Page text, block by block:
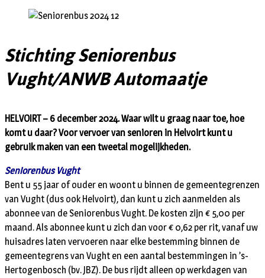
Stichting Seniorenbus
Vught/ANWB Automaatje
HELVOIRT – 6 december 2024. Waar wilt u graag naar toe, hoe
komt u daar? Voor vervoer van senioren in Helvoirt kunt u
gebruik maken van een tweetal mogelijkheden.
Seniorenbus Vught
Bent u 55 jaar of ouder en woont u binnen de gemeentegrenzen
van Vught (dus ook Helvoirt), dan kunt u zich aanmelden als
abonnee van de Seniorenbus Vught. De kosten zijn € 5,00 per
maand. Als abonnee kunt u zich dan voor € 0,62 per rit, vanaf uw
huisadres laten vervoeren naar elke bestemming binnen de
gemeentegrens van Vught en een aantal bestemmingen in ’s-
Hertogenbosch (bv. JBZ). De bus rijdt alleen op werkdagen van